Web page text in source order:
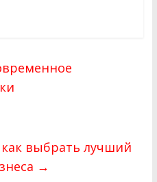
выбрать лучший
→